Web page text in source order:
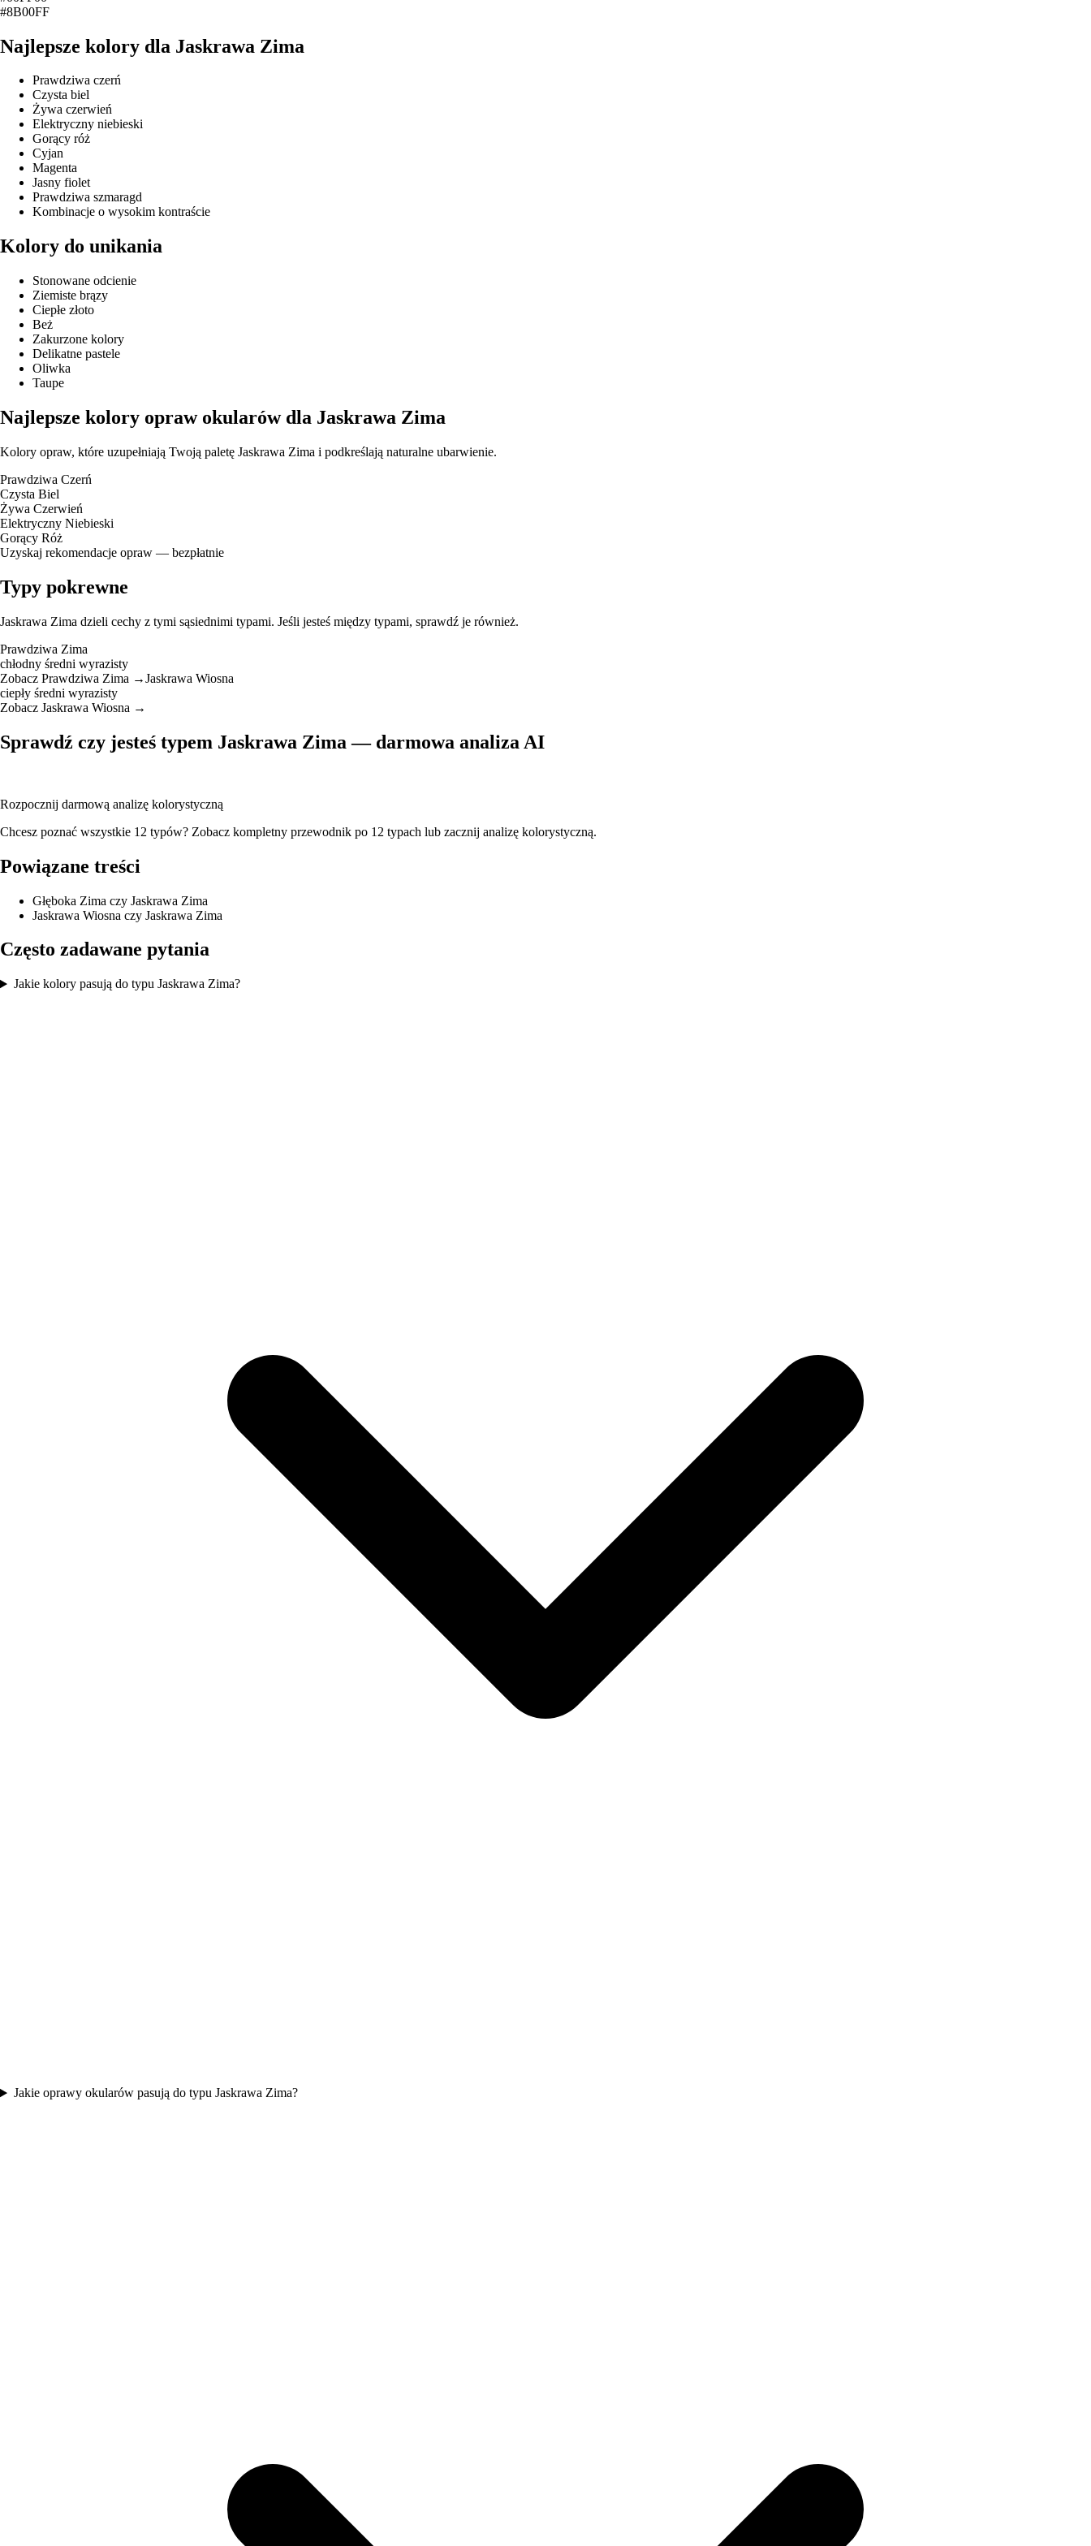
#8B00FF
Najlepsze kolory dla Jaskrawa Zima
Prawdziwa czerń
Czysta biel
Żywa czerwień
Elektryczny niebieski
Gorący róż
Cyjan
Magenta
Jasny fiolet
Prawdziwa szmaragd
Kombinacje o wysokim kontraście
Kolory do unikania
Stonowane odcienie
Ziemiste brązy
Ciepłe złoto
Beż
Zakurzone kolory
Delikatne pastele
Oliwka
Taupe
Najlepsze kolory opraw okularów dla Jaskrawa Zima
Kolory opraw, które uzupełniają Twoją paletę Jaskrawa Zima i podkreślają naturalne ubarwienie.
Prawdziwa Czerń
Czysta Biel
Żywa Czerwień
Elektryczny Niebieski
Gorący Róż
Uzyskaj rekomendacje opraw — bezpłatnie
Typy pokrewne
Jaskrawa Zima dzieli cechy z tymi sąsiednimi typami. Jeśli jesteś między typami, sprawdź je również.
Prawdziwa Zima
chłodny średni wyrazisty
Zobacz Prawdziwa Zima →Jaskrawa Wiosna
ciepły średni wyrazisty
Zobacz Jaskrawa Wiosna →
Sprawdź czy jesteś typem Jaskrawa Zima — darmowa analiza AI
Rozpocznij darmową analizę kolorystyczną
Chcesz poznać wszystkie 12 typów? Zobacz kompletny przewodnik po 12 typach lub zacznij analizę kolorystyczną.
Powiązane treści
Głęboka Zima czy Jaskrawa Zima
Jaskrawa Wiosna czy Jaskrawa Zima
Często zadawane pytania
Jakie kolory pasują do typu Jaskrawa Zima?
Jakie oprawy okularów pasują do typu Jaskrawa Zima?